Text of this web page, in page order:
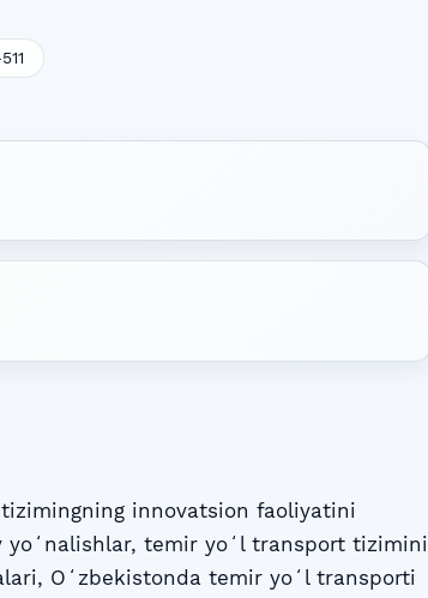
innovatsion faoliyatini
temir yoʻl transport tizimini
Oʻzbekistonda temir yoʻl transporti